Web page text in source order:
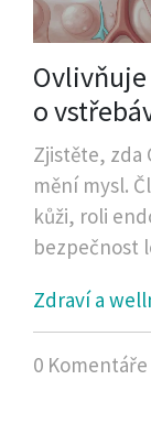
Ovlivňuje
o
Zjistěte, zda
mění mysl.
kůži, roli
bezpečnost
Zdraví a
0 Komentáře